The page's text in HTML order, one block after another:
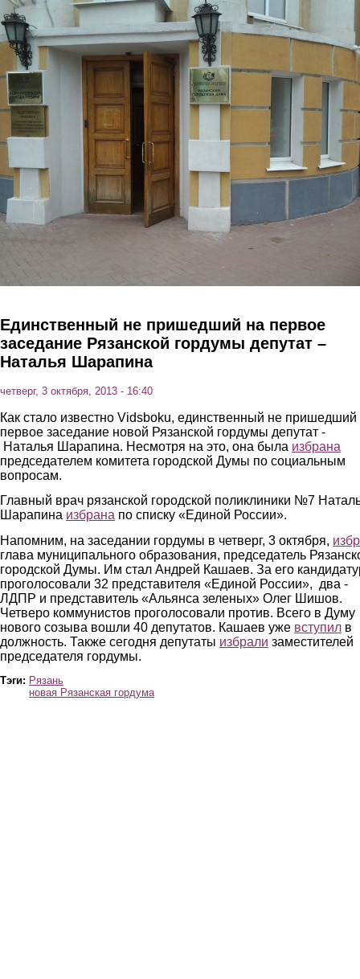
Перейти к основному содержанию
Единственный не пришедший на первое
заседание Рязанской гордумы депутат –
Наталья Шарапина
четверг, 3 октября, 2013 - 16:40
Как стало известно Vidsboku, единственный не пришедший
первое заседание новой Рязанской гордумы депутат -
Наталья Шарапина. Несмотря на это, она была избрана
председателем комитета городской Думы по социальным
вопросам.
Главный врач рязанской городской поликлиники №7
Шарапина избрана по списку «Единой России».
Напомним, на заседании гордумы в четверг, 3 октября,
глава муниципального образования, председатель
городской Думы. Им стал Андрей Кашаев. За его
проголосовали 32 представителя «Единой России», два -
ЛДПР и представитель «Альянса зеленых» Олег Шишов.
Четверо коммунистов проголосовали против. Всего в Думу
нового созыва вошли 40 депутатов. Кашаев уже вступил в
должность. Также сегодня депутаты избрали заместителей
председателя гордумы.
Тэги: Рязань
новая Рязанская гордума